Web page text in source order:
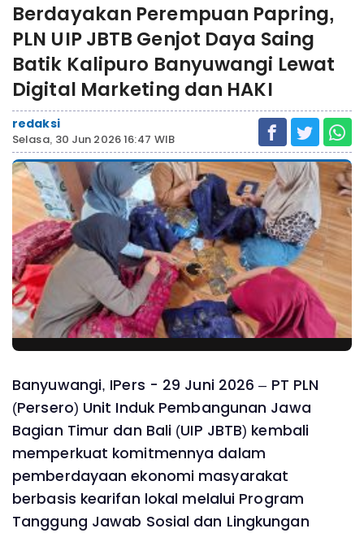
Berdayakan Perempuan Papring,
PLN UIP JBTB Genjot Daya Saing
Batik Kalipuro Banyuwangi Lewat
Digital Marketing dan HAKI
redaksi
Selasa, 30 Jun 2026 16:47 WIB
Banyuwangi, IPers - 29 Juni 2026 – PT PLN
(Persero) Unit Induk Pembangunan Jawa
Bagian Timur dan Bali (UIP JBTB) kembali
memperkuat komitmennya dalam
pemberdayaan ekonomi masyarakat
berbasis kearifan lokal melalui Program
Tanggung Jawab Sosial dan Lingkungan